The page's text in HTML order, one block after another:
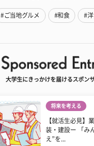
#ご当地グルメ #和食 #
大学生にきっかけを届けるスポン
将来を考える
【就活生必見】
装・建設ー 「み
え”を...